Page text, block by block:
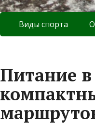
Виды спорта
Питание в